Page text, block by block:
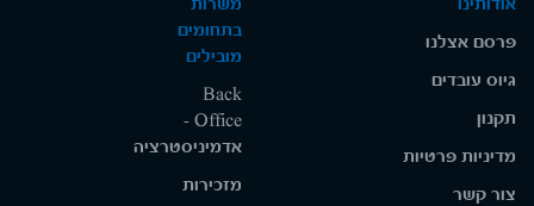
פרסם אצלנו
גיוס עובדים
תקנון
מדיניות פרטיות
צור קשר
בתחומים
מובילים
Back
Office -
אדמיניסטרציה
מזכירות